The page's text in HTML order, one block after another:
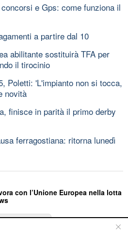
e Gps: come funziona il
a partire dal 10
abilitante sostituirà TFA per
il tirocinio
Poletti: 'L'impianto non si tocca,
novità
finisce in parità il primo derby
ferragostiana: ritorna lunedì
con l’Unione Europea nella lotta